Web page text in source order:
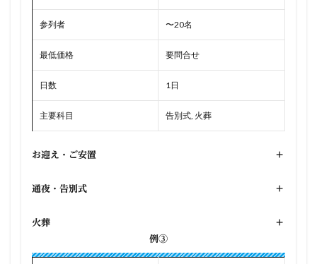
参列者 〜20名
最低価格 要問合せ
日数 1日
主要科目 告別式, 火葬
お迎え・ご安置 +
通夜・告別式 +
火葬
+
例③